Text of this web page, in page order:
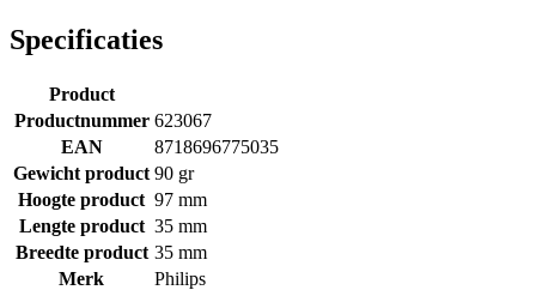
Specificaties
Product
Productnummer 623067
EAN
8718696775035
Gewicht product 90 gr
Hoogte product 97 mm
Lengte product 35 mm
Breedte product 35 mm
Merk
Philips